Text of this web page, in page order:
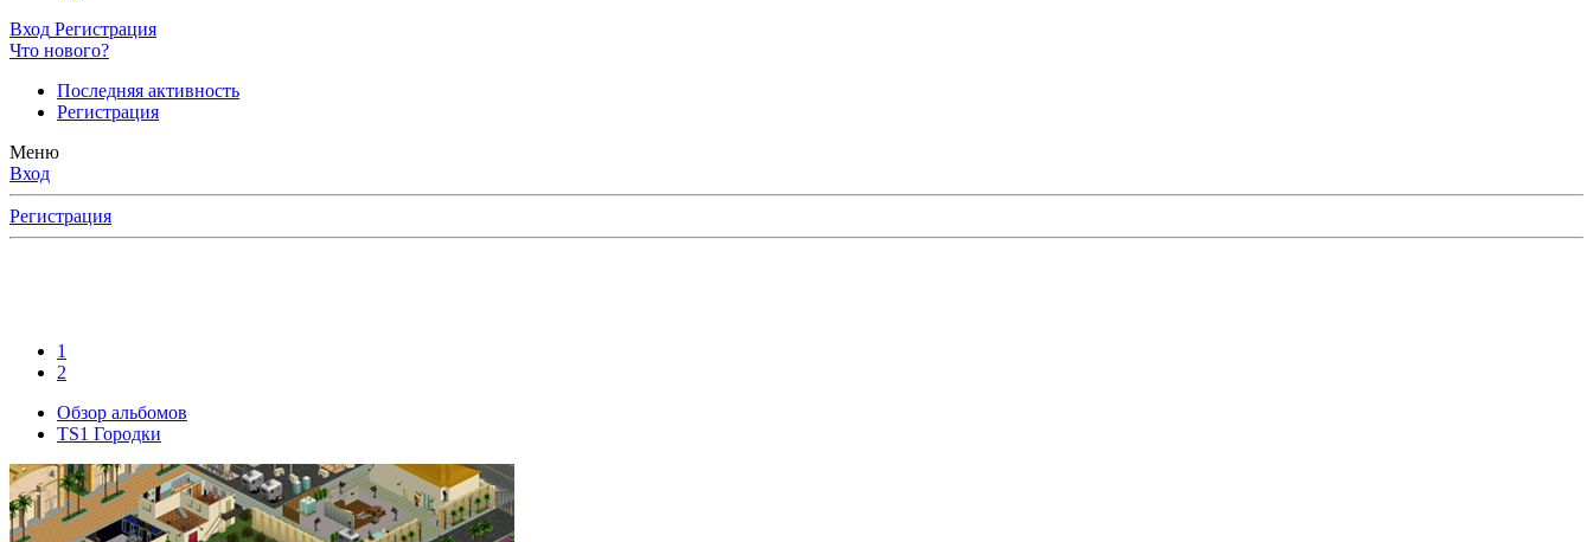
Вход Регистрация
Что нового?
Последняя активность
Регистрация
Меню
Вход
Регистрация
1
2
Обзор альбомов
TS1 Городки